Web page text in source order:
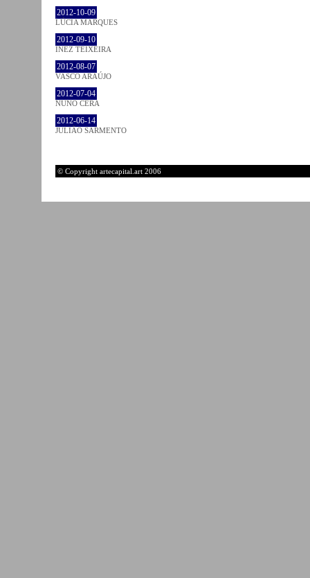
2012-10-09
LÚCIA MARQUES
2012-09-10
INEZ TEIXEIRA
2012-08-07
VASCO ARAÚJO
2012-07-04
NUNO CERA
2012-06-14
JULIÃO SARMENTO
© Copyright artecapital.art 2006